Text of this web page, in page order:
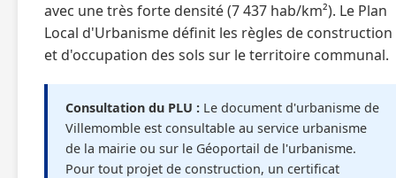
avec une très forte densité (7 437 hab/km²). Le Plan
Local d'Urbanisme définit les règles de construction
et d'occupation des sols sur le territoire communal.
Consultation du PLU : Le document d'urbanisme de
Villemomble est consultable au service urbanisme
de la mairie ou sur le Géoportail de l'urbanisme.
Pour tout projet de construction, un certificat